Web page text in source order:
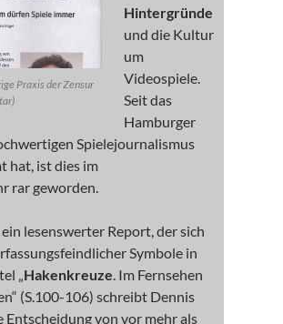
Praxis der Zensur
Hintergründe
und die Kultur
um
Videospiele.
Seit das
Hamburger
Spielejournalismus
hat, ist dies im
rar geworden.
lesenswerter Report, der sich
Symbole in
„ Hakenkreuze . Im Fernsehen
(S.100-106) schreibt Dennis
Entscheidung von vor mehr als